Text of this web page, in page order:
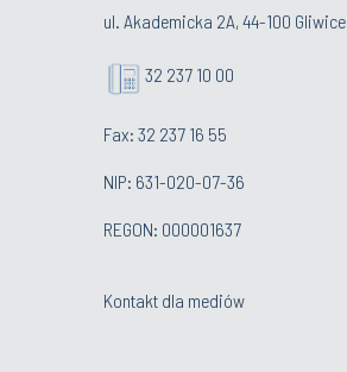
ul. Akademicka 2A, 44-100 Gliwice
32 237 10 00
Fax: 32 237 16 55
NIP: 631-020-07-36
REGON: 000001637
Kontakt dla mediów